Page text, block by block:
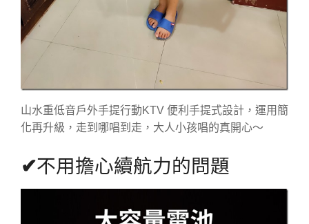
山水重低音戶外手提行動KTV 便利手提式設計，運用簡
化再升級，走到哪唱到走，大人小孩唱的真開心～
✔不用擔心續航力的問題